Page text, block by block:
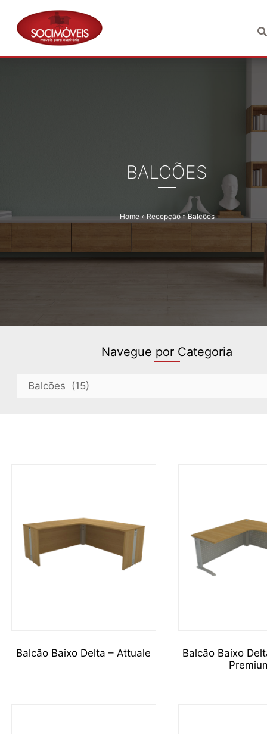
para
BALCÕES
Home» Recepção»Balcões
Balcão Baixo Delta – Attuale
Balcão Baixo
Navegue por Categoria